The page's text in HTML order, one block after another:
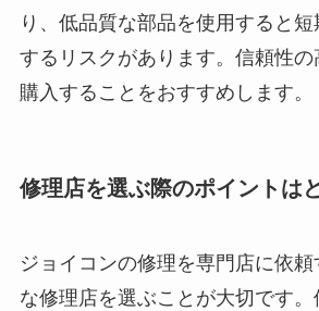
り、低品質な部品を使用すると
するリスクがあります。信頼性の
購入することをおすすめします。
修理店を選ぶ際のポイントは
ジョイコンの修理を専門店に依頼
な修理店を選ぶことが大切です